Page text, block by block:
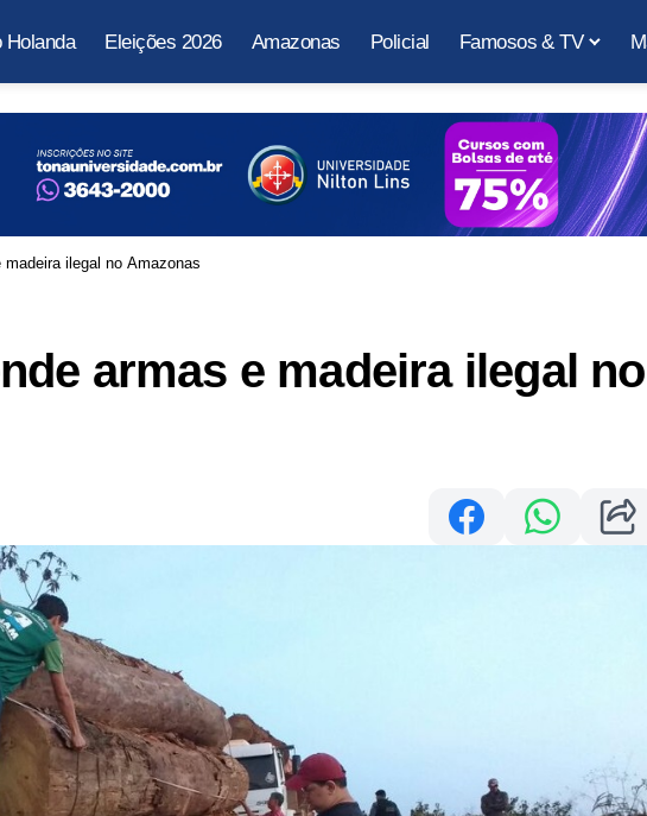
Holanda Eleições 2026 Amazonas Policial Famosos & TV
ilegal no Amazonas
armas e madeira ilegal no